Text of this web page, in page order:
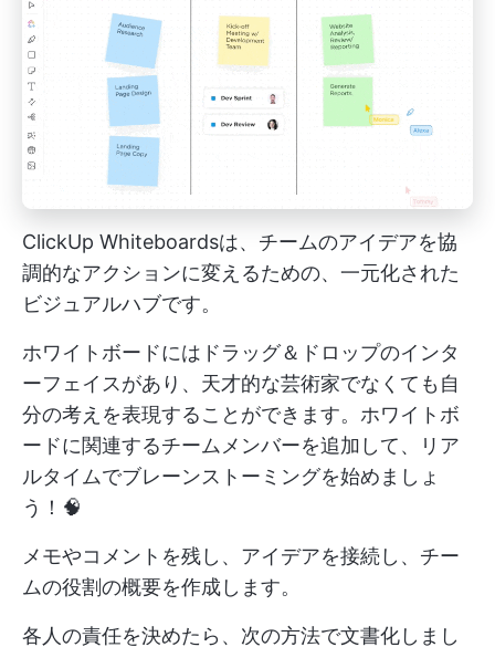
ClickUp Whiteboardsは、チームのアイデアを協
調的なアクションに変えるための、一元化された
ビジュアルハブです。
ホワイトボードにはドラッグ＆ドロップのインタ
ーフェイスがあり、天才的な芸術家でなくても自
分の考えを表現することができます。ホワイトボ
ードに関連するチームメンバーを追加して、リア
ルタイムでブレーンストーミングを始めましょ
う！🧠
メモやコメントを残し、アイデアを接続し、チー
ムの役割の概要を作成します。
各人の責任を決めたら、次の方法で文書化しまし